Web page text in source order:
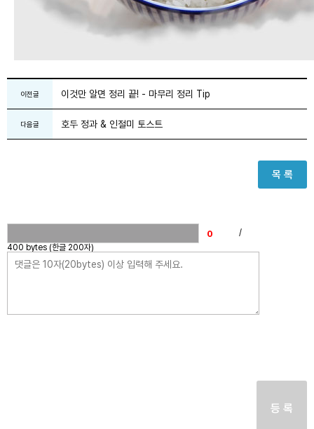
이전글 이것만 알면 정리 끝! - 마무리 정리 Tip
다음글 호두 정과 & 인절미 토스트
목 록
/
400 bytes (한글 200자)
등 록